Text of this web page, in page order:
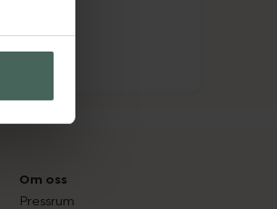
Om oss
Pressrum